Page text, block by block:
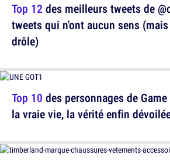
Top 10 des personnages de
la vraie vie, la vérité enfin
Top 12 des meilleurs tweets de
tweets qui n'ont aucun sens
drôle)